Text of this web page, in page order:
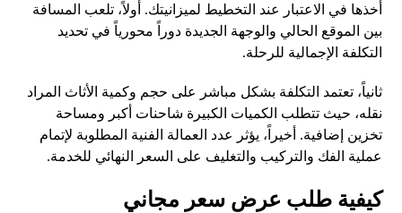
أخذها في الاعتبار عند التخطيط لميزانيتك. أولاً، تلعب المسافة
بين الموقع الحالي والوجهة الجديدة دوراً محورياً في تحديد
التكلفة الإجمالية للرحلة.
ثانياً، تعتمد التكلفة بشكل مباشر على حجم وكمية الأثاث المراد
نقله، حيث تتطلب الكميات الكبيرة شاحنات أكبر ومساحة
تخزين إضافية. أخيراً، يؤثر عدد العمالة الفنية المطلوبة لإتمام
عملية الفك والتركيب والتغليف على السعر النهائي للخدمة.
كيفية طلب عرض سعر مجاني